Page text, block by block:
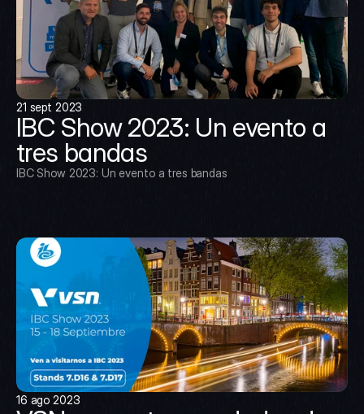
21 sept 2023
IBC Show 2023: Un evento a
tres bandas
IBC Show 2023: Un evento a tres bandas
16 ago 2023